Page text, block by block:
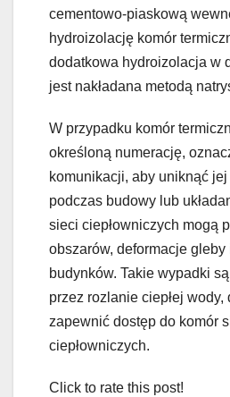
cementowo-piaskową
hydroizolację komór
dodatkowa hydroizolacja w
jest nakładana metodą
W przypadku komór
określoną numerację,
komunikacji, aby uniknąć
podczas budowy lub
sieci ciepłowniczych mogą
obszarów, deformacje
budynków. Takie wypadki
przez rozlanie ciepłej
zapewnić dostęp do komór
ciepłowniczych.
Click to rate this post!